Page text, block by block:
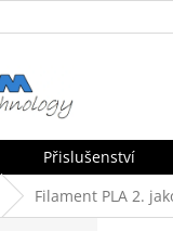
Přislušenství
Filament PLA 2.